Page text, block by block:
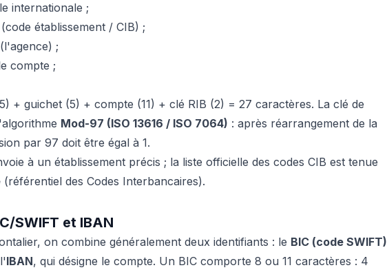
internationale ;
établissement / CIB) ;
;
compte ;
+ guichet (5) + compte (11) + clé RIB (2) = 27 caractères. La clé de
Mod-97 (ISO 13616 / ISO 7064) : après réarrangement de la
par 97 doit être égal à 1.
à un établissement précis ; la liste officielle des codes CIB est tenue
(référentiel des Codes Interbancaires).
SWIFT et IBAN
on combine généralement deux identifiants : le BIC (code SWIFT)
IBAN, qui désigne le compte. Un BIC comporte 8 ou 11 caractères : 4